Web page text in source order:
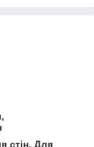
стін, Для